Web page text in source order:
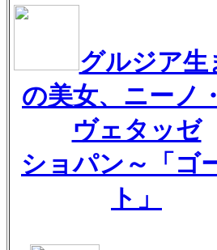
グルジア生
の美女、ニーノ
ヴェタッゼ
ショパン～「ゴ
ト」